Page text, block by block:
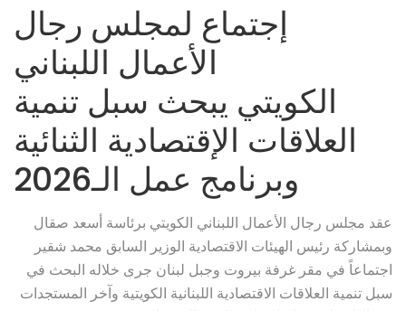
إجتماع لمجلس رجال
الأعمال اللبناني
الكويتي يبحث سبل تنمية
العلاقات الإقتصادية الثنائية
وبرنامج عمل الـ2026
عقد مجلس رجال الأعمال اللبناني الكويتي برئاسة أسعد صقال
وبمشاركة رئيس الهيئات الاقتصادية الوزير السابق محمد شقير
اجتماعاً في مقر غرفة بيروت وجبل لبنان جرى خلاله البحث في
سبل تنمية العلاقات الاقتصادية اللبنانية الكويتية وآخر المستجدات